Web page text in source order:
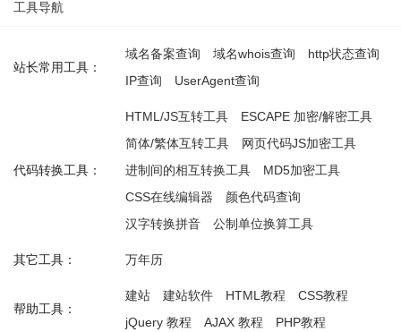
工具导航
站长常用工具：
域名备案查询 域名whois查询
http状态查询
IP查询
UserAgent查询
代码转换工具：
HTML/JS互转工具
ESCAPE 加密/解密工具
简体/繁体互转工具
网页代码JS加密工具
进制间的相互转换工具
MD5加密工具
CSS在线编辑器
颜色代码查询
汉字转换拼音
公制单位换算工具
其它工具： 万年历
帮助工具：
建站 建站软件 HTML教程
CSS教程
jQuery 教程
AJAX 教程 PHP教程